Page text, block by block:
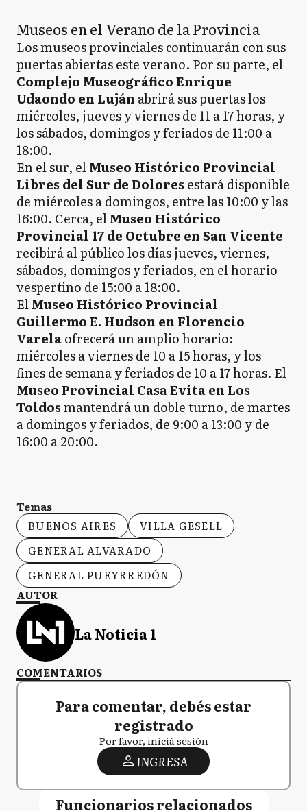
Museos en el Verano de la Provincia
Los museos provinciales continuarán con sus
puertas abiertas este verano. Por su parte, el
Complejo Museográfico Enrique
Udaondo en Luján abrirá sus puertas los
miércoles, jueves y viernes de 11 a 17 horas, y
los sábados, domingos y feriados de 11:00 a
18:00.
En el sur, elMuseo Histórico Provincial
Libres del Sur de Dolores estará disponible
de miércoles a domingos, entre las 10:00 y las
16:00. Cerca, elMuseo Histórico
Provincial 17 de Octubre en San Vicente
recibirá al público los días jueves, viernes,
sábados, domingos y feriados, en el horario
vespertino de 15:00 a 18:00.
ElMuseo Histórico Provincial
Guillermo E. Hudson en Florencio
Varelaofrecerá un amplio horario:
miércoles a viernes de 10 a 15 horas, y los
fines de semana y feriados de 10 a 17 horas. El
Museo Provincial Casa Evita en Los
Toldosmantendrá un doble turno, de martes
a domingos y feriados, de 9:00 a 13:00 y de
16:00 a 20:00.
Temas
BUENOS AIRES
VILLA GESELL
GENERAL ALVARADO
GENERAL PUEYRREDÓN
AUTOR
La Noticia 1
COMENTARIOS
Para comentar, debés estar
registrado
Por favor, iniciá sesión
INGRESA
Funcionarios relacionados